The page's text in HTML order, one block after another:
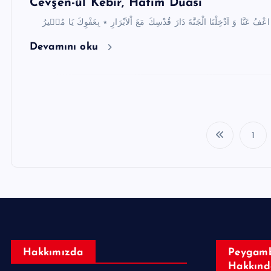
Cevşen-ül Kebir, Hatim Duası
Devamını oku
1
Hakkımızda